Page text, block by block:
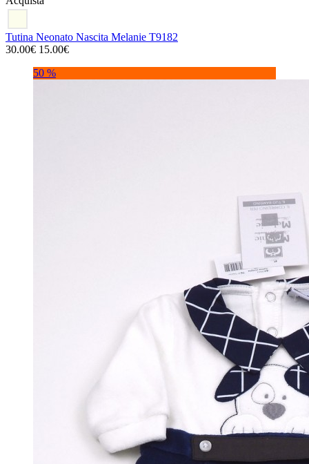
Tutina Neonato Nascita Melanie T9182
30.00€ 15.00€
50 %